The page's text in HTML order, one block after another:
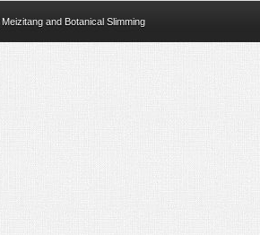
Meizitang and Botanical Slimming